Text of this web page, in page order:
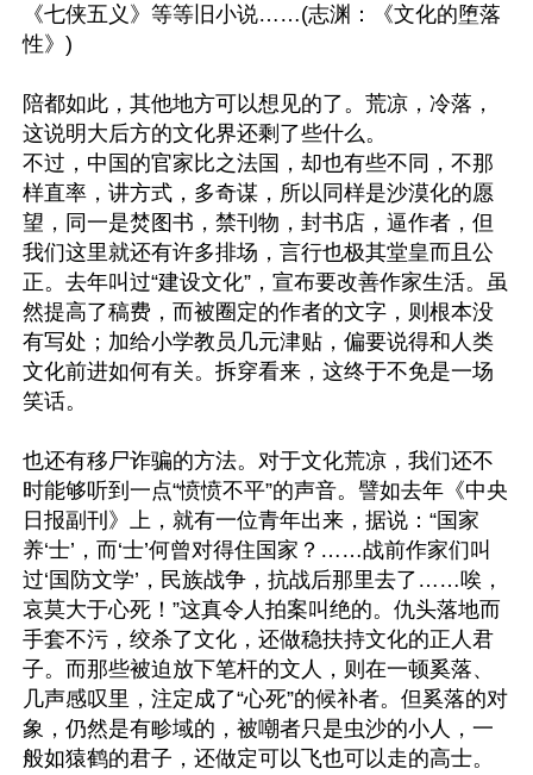
《七侠五义》等等旧小说……(志渊：《文化的堕落
性》)
陪都如此，其他地方可以想见的了。荒凉，冷落，
这说明大后方的文化界还剩了些什么。
不过，中国的官家比之法国，却也有些不同，不那
样直率，讲方式，多奇谋，所以同样是沙漠化的愿
望，同一是焚图书，禁刊物，封书店，逼作者，但
我们这里就还有许多排场，言行也极其堂皇而且公
正。去年叫过“建设文化”，宣布要改善作家生活。虽
然提高了稿费，而被圈定的作者的文字，则根本没
有写处；加给小学教员几元津贴，偏要说得和人类
文化前进如何有关。拆穿看来，这终于不免是一场
笑话。
也还有移尸诈骗的方法。对于文化荒凉，我们还不
时能够听到一点“愤愤不平”的声音。譬如去年《中央
日报副刊》上，就有一位青年出来，据说：“国家
养‘士’，而‘士’何曾对得住国家？……战前作家们叫
过‘国防文学’，民族战争，抗战后那里去了……唉，
哀莫大于心死！”这真令人拍案叫绝的。仇头落地而
手套不污，绞杀了文化，还做稳扶持文化的正人君
子。而那些被迫放下笔杆的文人，则在一顿奚落、
几声感叹里，注定成了“心死”的候补者。但奚落的对
象，仍然是有畛域的，被嘲者只是虫沙的小人，一
般如猿鹤的君子，还做定可以飞也可以走的高士。